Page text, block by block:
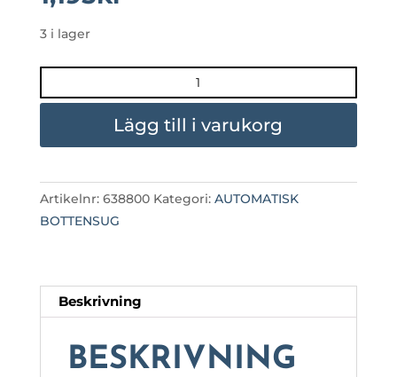
3 i lager
ZODIAC
Lägg till i varukorg
Artikelnr: 638800 Kategori: AUTOMATISK
BOTTENSUG
Beskrivning
BESKRIVNING